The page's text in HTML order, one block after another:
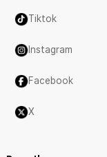
Tiktok
Instagram
Facebook
X